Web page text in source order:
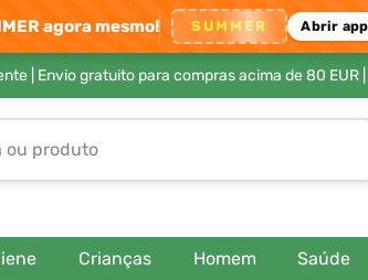
agora mesmo! SUMMER Abrir app
| Envio gratuito para compras acima de 80 EUR|
Crianças Homem Saúde